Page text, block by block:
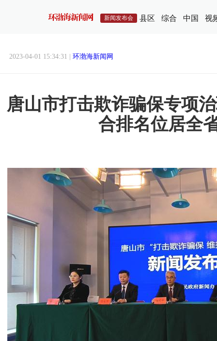
新闻发布会 县区 综合 中国 视
2023-04-01 15:34:31 | 环渤海新闻网
唐山市打击欺诈骗保专项
合排名位居全